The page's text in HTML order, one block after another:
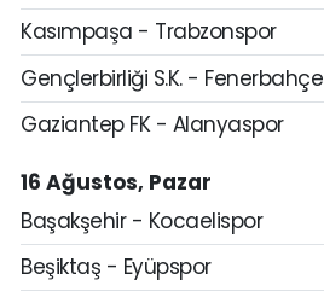
Kasımpaşa - Trabzonspor
Gençlerbirliği S.K. - Fenerbahçe
Gaziantep FK - Alanyaspor
16 Ağustos, Pazar
Başakşehir - Kocaelispor
Beşiktaş - Eyüpspor